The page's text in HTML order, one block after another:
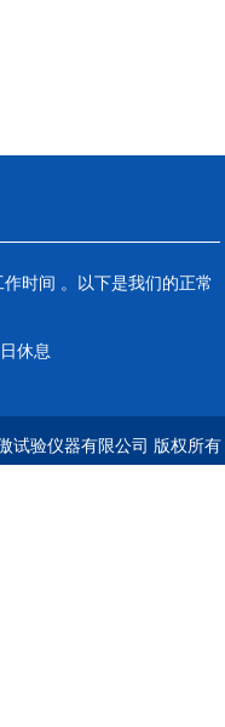
时间 。以下是我们的正常
休息
试验仪器有限公司 版权所